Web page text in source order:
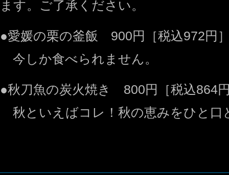
ます。ご了承ください。
●愛媛の栗の釜飯 900円［税込972円
今しか食べられません。
●秋刀魚の炭火焼き 800円［税込864
秋といえばコレ！秋の恵みをひと口